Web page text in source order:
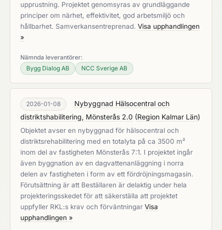
upprustning. Projektet genomsyras av grundläggande
principer om närhet, effektivitet, god arbetsmiljö och
hållbarhet. Samverkansentreprenad. Visa upphandlingen
»
Nämnda leverantörer:
Bygg Dialog AB
NCC Sverige AB
2026-01-08
Nybyggnad Hälsocentral och
distriktshabilitering, Mönsterås 2.0 (Region Kalmar Län)
Objektet avser en nybyggnad för hälsocentral och
distriktsrehabilitering med en totalyta på ca 3500 m²
inom del av fastigheten Mönsterås 7:1. I projektet ingår
även byggnation av en dagvattenanläggning i norra
delen av fastigheten i form av ett fördröjningsmagasin.
Förutsättning är att Beställaren är delaktig under hela
projekteringsskedet för att säkerställa att projektet
uppfyller RKL:s krav och förväntningar Visa
upphandlingen »